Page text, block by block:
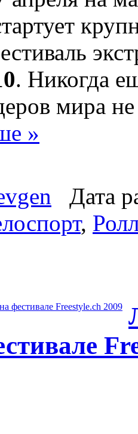
. Никогда
мира
»
Дата
,